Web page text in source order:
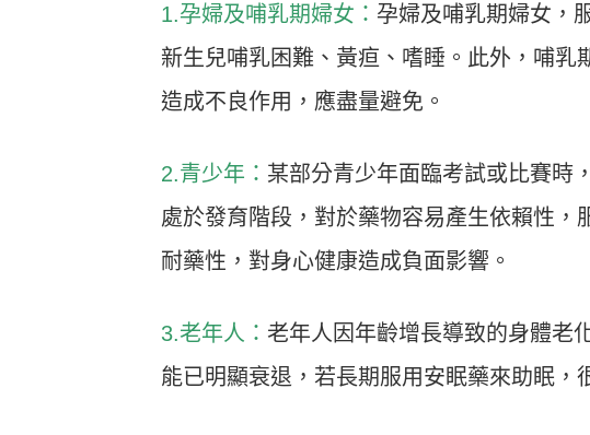
1.孕婦及哺乳期婦女： 孕婦及哺乳期婦女，
新生兒哺乳困難、黃疸、嗜睡。此外，哺
造成不良作用，應盡量避免。
2.青少年： 某部分青少年面臨考試或比賽時
處於發育階段，對於藥物容易產生依賴性
耐藥性，對身心健康造成負面影響。
3.老年人： 老年人因年齡增長導致的身體老
能已明顯衰退，若長期服用安眠藥來助眠，